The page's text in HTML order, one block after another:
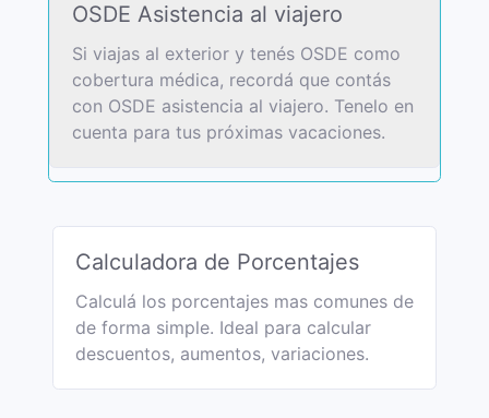
OSDE Asistencia al viajero
Si viajas al exterior y tenés OSDE como
cobertura médica, recordá que contás
con OSDE asistencia al viajero. Tenelo en
cuenta para tus próximas vacaciones.
Calculadora de Porcentajes
Calculá los porcentajes mas comunes de
de forma simple. Ideal para calcular
descuentos, aumentos, variaciones.